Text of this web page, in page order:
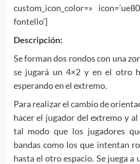
custom_icon_color=»
fontello’]
Descripción:
Se forman dos rondos con una
se jugará un 4×2 y en el otro
esperando en el extremo.
Para realizar el cambio de
hacer el jugador del extremo y
tal modo que los jugadores
bandas como los que intentan
hasta el otro espacio. Se juega a